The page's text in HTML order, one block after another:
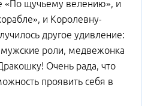
«По щучьему велению», и
и Королевну-
другое удивление:
мужские роли, медвежонка
Очень рада, что
проявить себя в